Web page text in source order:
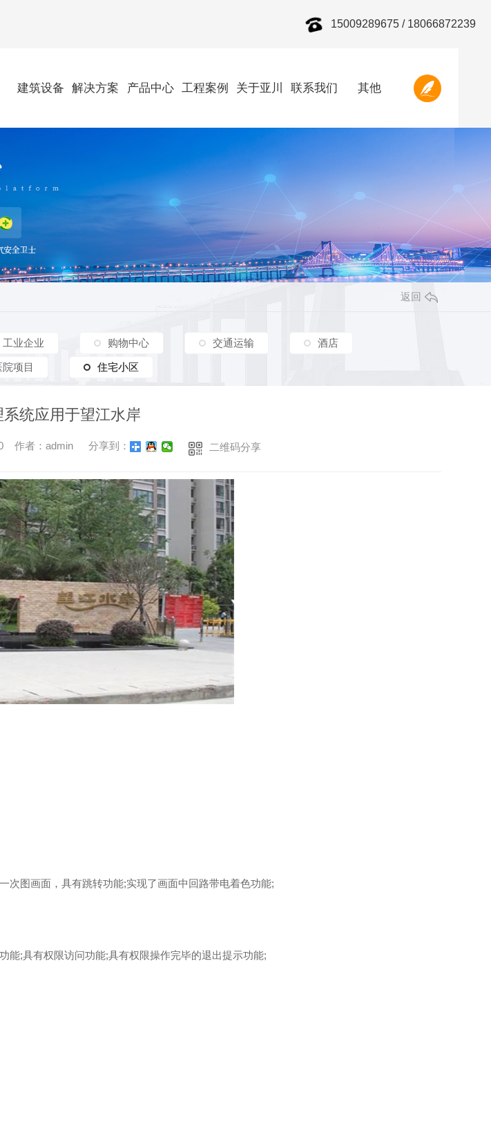
15009289675 / 18066872239
建筑设备 解决方案 产品中心 工程案例 关于亚川 联系我们 其他
返回
工业企业 购物中心 交通运输 酒店
院项目 住宅小区
住宅小区
统应用于望江水岸
作者：admin 分享到： 二维码分享
次图画面，具有跳转功能;实现了画面中回路带电着色功能;
能;具有权限访问功能;具有权限操作完毕的退出提示功能;